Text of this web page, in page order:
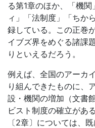
る第1章のほか、「機
ィ」「法制度」「ちか
録している。この正巻
イブズ界をめぐる諸課
りといえるだろう。
例えば、全国のアーカ
り組んできたものに、
設・機関の増加（文書
ビスト制度の確立があ
〔2章〕については、